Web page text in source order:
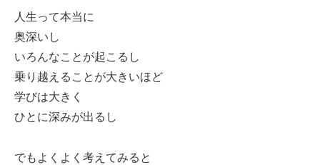
人生って本当に
奥深いし
いろんなことが起こるし
乗り越えることが大きいほど
学びは大きく
ひとに深みが出るし
でもよくよく考えてみると